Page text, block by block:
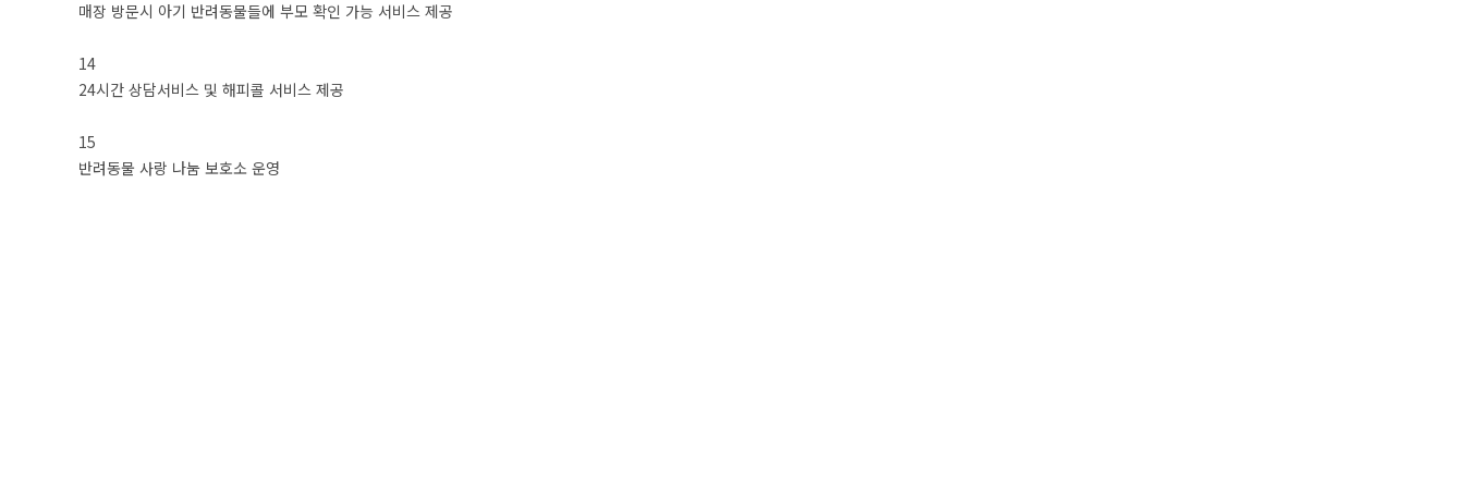
매장 방문시 아기 반려동물들에 부모 확인 가능 서비스 제공
14
24시간 상담서비스 및 해피콜 서비스 제공
15
반려동물 사랑 나눔 보호소 운영